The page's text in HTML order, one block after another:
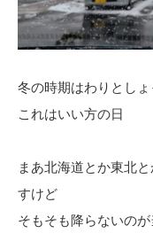
冬の時期はわりとしょ
これはいい方の日
まあ北海道とか東北
すけど
そもそも降らないの